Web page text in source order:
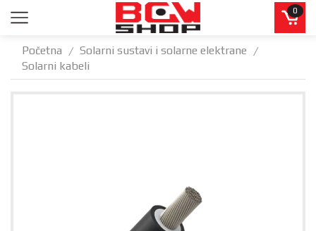
0
Početna / Solarni sustavi i solarne elektrane /
Solarni kabeli